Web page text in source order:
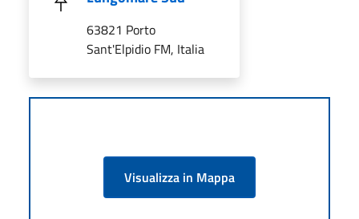
63821 Porto
Sant'Elpidio FM, Italia
Visualizza in Mappa